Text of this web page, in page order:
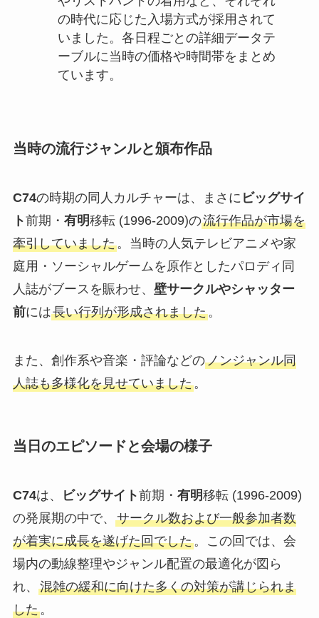
の時代に応じた入場方式が採用されて
いました。各日程ごとの詳細データテ
ーブルに当時の価格や時間帯をまとめ
ています。
当時の流行ジャンルと頒布作品
C74の時期の同人カルチャーは、まさに ビッグサイ
ト前期・ 有明移転 (1996-2009)の流行作品が市場を
牽引していました。当時の人気テレビアニメや家
庭用・ソーシャルゲームを原作としたパロディ同
人誌がブースを賑わせ、 壁サークルやシャッター
前には長い行列が形成されました。
また、創作系や音楽・評論などのノンジャンル同
人誌も多様化を見せていました。
当日のエピソードと会場の様子
C74は、 ビッグサイト前期・ 有明移転 (1996-2009)
の発展期の中で、 サークル数および一般参加者数
が着実に成長を遂げた回でした。この回では、会
場内の動線整理やジャンル配置の最適化が図ら
れ、 混雑の緩和に向けた多くの対策が講じられま
した。